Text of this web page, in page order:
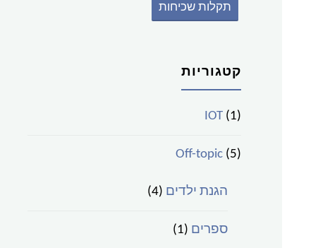
תקלות שכיחות
קטגוריות
IOT(1)
Off-topic(5)
הגנת ילדים (4)
ספרים (1)